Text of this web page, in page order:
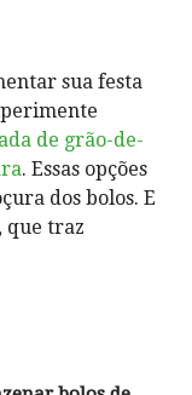
sua festa
de grão-de-
. Essas opções
dos bolos. E
, que traz